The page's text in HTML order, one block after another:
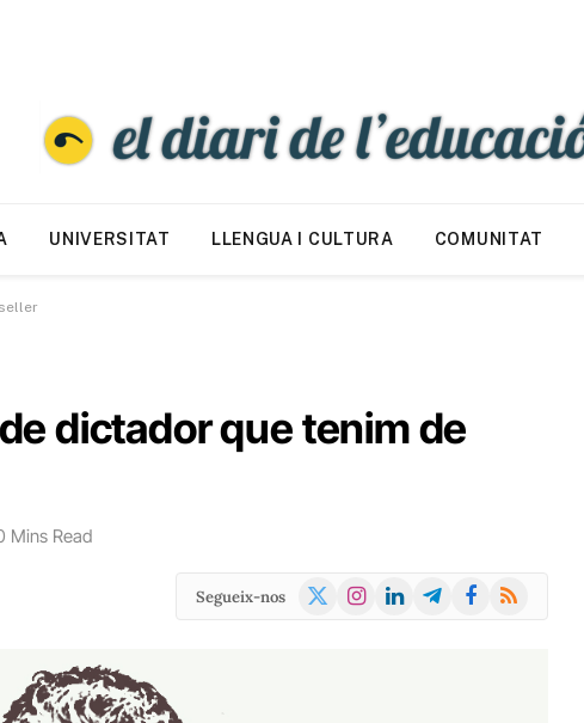
UNIVERSITAT LLENGUA I CULTURA COMUNITAT
dictador que tenim de
Mins Read
Segueix-nos
X
Instagram
LinkedInTelegramFacebook
RSS